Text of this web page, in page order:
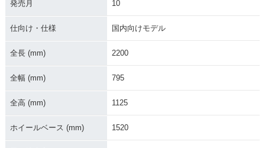
2021年 CB1300 SU
PER FOUR SP・マ
2021年 CB1300 SU
PER FOUR・マイナ
2019年 CB1300 SU
発売月 10
仕向け・仕様 国内向けモデル
全長 (mm) 2200
全幅 (mm) 795
全高 (mm) 1125
ホイールベース (mm) 1520